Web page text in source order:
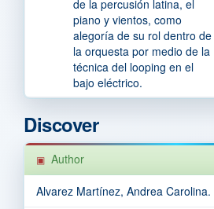
de la percusión latina, el
piano y vientos, como
alegoría de su rol dentro de
la orquesta por medio de la
técnica del looping en el
bajo eléctrico.
Discover
Author
Alvarez Martínez, Andrea Carolina.